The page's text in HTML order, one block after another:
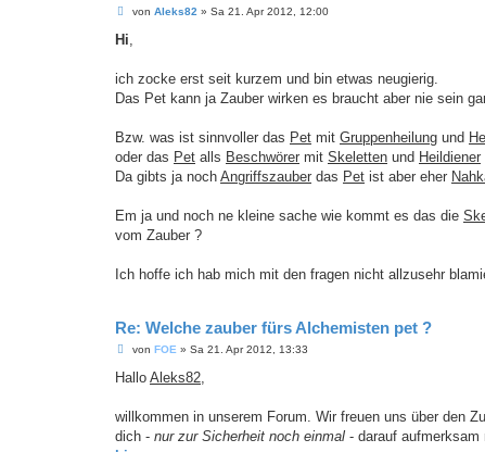
B
i
t
a
von Aleks82 » Sa 21. Apr 2012, 12:00
Hi,
ich zocke erst seit kurzem und bin etwas neugierig.
Das Pet kann ja Zauber wirken es braucht aber nie sein
Bzw. was ist sinnvoller das Pet mit Gruppenheilung und
oder das Pet alls Beschwörer mit Skeletten und Heildiener
Da gibts ja noch Angriffszauber das Pet ist aber eher
Em ja und noch ne kleine sache wie kommt es das die
vom Zauber ?
Ich hoffe ich hab mich mit den fragen nicht allzusehr
Re: Welche zauber fürs Alchemisten pet ?
B
i
a
von FOE » Sa 21. Apr 2012, 13:33
Hallo Aleks82
willkommen in unserem Forum. Wir freuen uns über den
dich - nur zur Sicherheit noch einmal - darauf